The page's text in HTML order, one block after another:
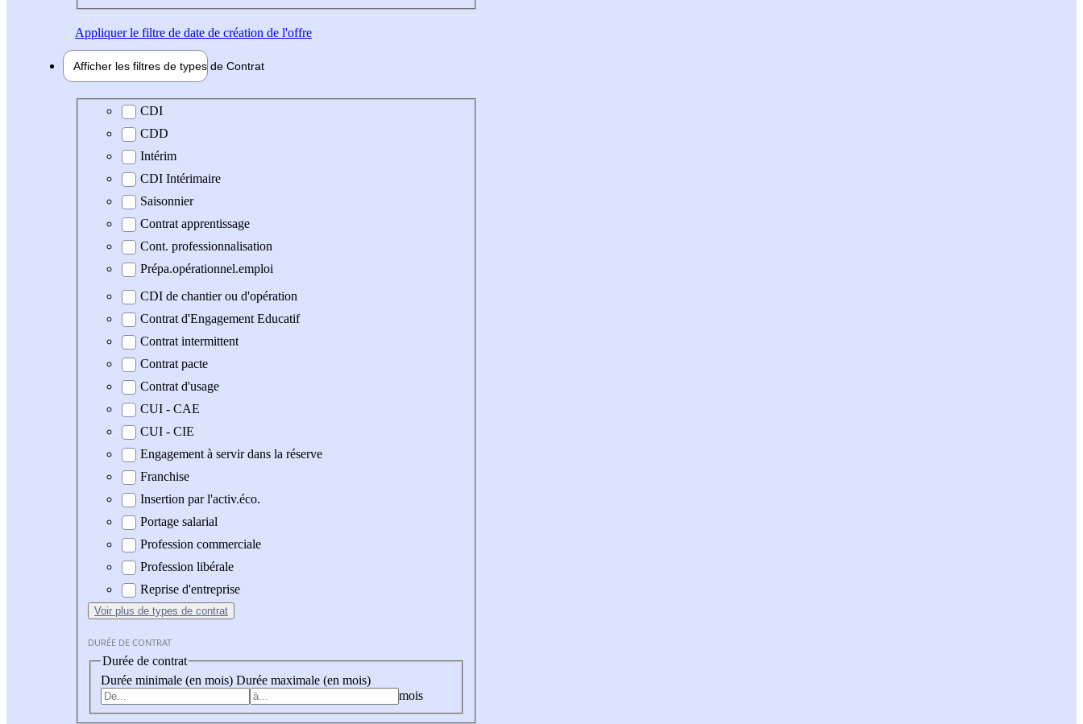
Appliquerle filtre de date de création de l'offre
Afficher les filtres de types de Contrat
Type de contrat
CDI
CDD
Intérim
CDI Intérimaire
Saisonnier
Contrat apprentissage
Cont. professionnalisation
Prépa.opérationnel.emploi
CDI de chantier ou d'opération
Contrat d'Engagement Educatif
Contrat intermittent
Contrat pacte
Contrat d'usage
CUI - CAE
CUI - CIE
Engagement à servir dans la réserve
Franchise
Insertion par l'activ.éco.
Portage salarial
Profession commerciale
Profession libérale
Reprise d'entreprise
Voir plus de types de contrat
DURÉE DE CONTRAT
Durée de contrat
Durée minimale (en mois) Durée maximale (en mois)
mois